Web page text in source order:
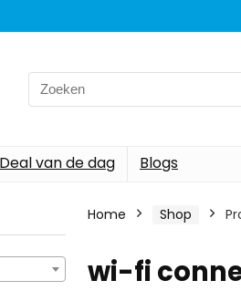
Search
for:
Deal van de dag Blogs
Home Shop
wi-fi